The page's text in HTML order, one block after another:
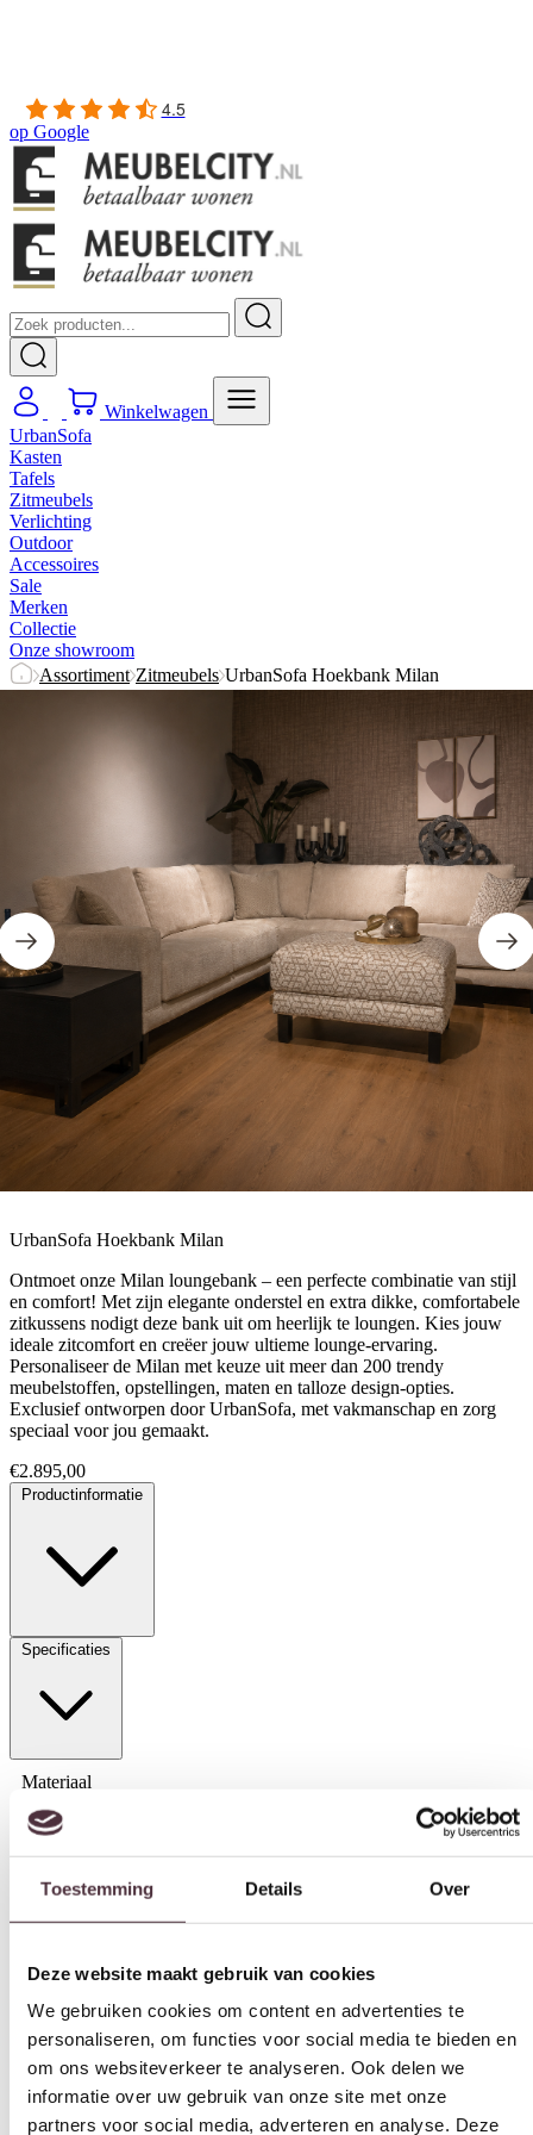
Toestemming
Deze website maakt gebruik van cookies
We gebruiken cookies om content en advertenties te
om ons websiteverkeer te analyseren. Ook delen we
informatie over uw gebruik van onze site met onze
partners voor social media, adverteren en analyse. Deze
partners kunnen deze gegevens combineren met andere
informatie die u aan ze heeft verstrekt of die ze hebben
verzameld op basis van uw gebruik van hun services.
4.5
op Google
Winkelwagen
UrbanSofa
Kasten
Tafels
Zitmeubels
Verlichting
Outdoor
Accessoires
Sale
Merken
Collectie
Onze showroom
Assortiment Zitmeubels UrbanSofa Hoekbank Milan
UrbanSofa Hoekbank Milan
Ontmoet onze Milan loungebank – een perfecte combinatie van stijl
en comfort! Met zijn elegante onderstel en extra dikke, comfortabele
zitkussens nodigt deze bank uit om heerlijk te loungen. Kies jouw
ideale zitcomfort en creëer jouw ultieme lounge-ervaring.
Personaliseer de Milan met keuze uit meer dan 200 trendy
meubelstoffen, opstellingen, maten en talloze design-opties.
Exclusief ontworpen door UrbanSofa, met vakmanschap en zorg
speciaal voor jou gemaakt.
€2.895,00
Productinformatie
Specificaties
Materiaal
Leer, Stof
Model
Loungebank
Zithoogte (cm)
Leuninghoogte arm (cm)